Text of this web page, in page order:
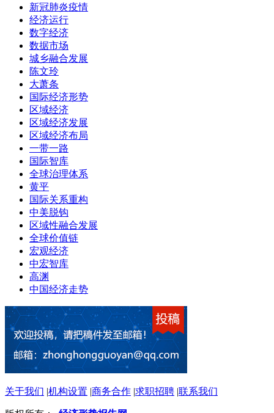
新冠肺炎疫情
经济运行
数字经济
数据市场
城乡融合发展
陈文玲
大萧条
国际经济形势
区域经济
区域经济发展
区域经济布局
一带一路
国际智库
全球治理体系
黄平
国际关系重构
中美脱钩
区域性融合发展
全球价值链
宏观经济
中宏智库
高渊
中国经济走势
关于我们 |机构设置 |商务合作 |求职招聘 |联系我们